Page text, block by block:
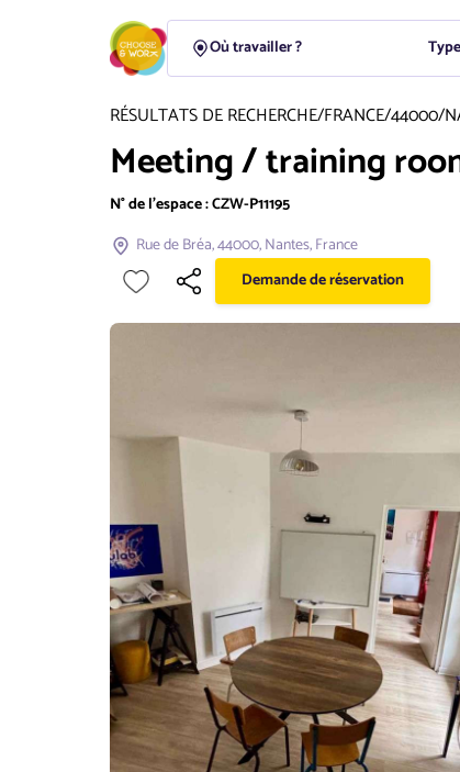
RÉSULTATS DE RECHERCHE/FRANCE/44000/
Meeting / training
N° de l'espace :CZW-P11195
Rue de Bréa, 44000, Nantes, France
Demande de réservation